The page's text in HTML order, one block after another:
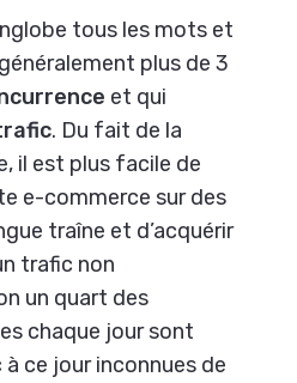
tous les mots et
plus de 3
et qui
. Du fait de la
il est plus facile de
e-commerce sur des
traîne et d’acquérir
trafic non
un quart des
chaque jour sont
ce jour inconnues de